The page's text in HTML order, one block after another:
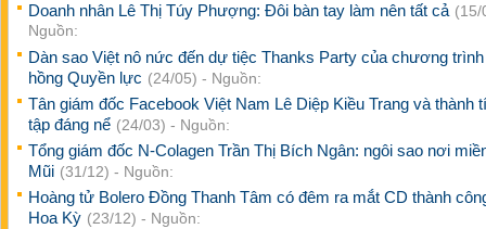
Doanh nhân Lê Thị Túy Phượng: Đôi bàn tay làm nên tất cả (15/
Nguồn:
Dàn sao Việt nô nức đến dự tiệc Thanks Party của chương
hồng Quyền lực (24/05) - Nguồn:
Tân giám đốc Facebook Việt Nam Lê Diệp Kiều Trang và thành
tập đáng nể (24/03) - Nguồn:
Tổng giám đốc N-Colagen Trần Thị Bích Ngân: ngôi sao nơi
Mũi (31/12) - Nguồn:
Hoàng tử Bolero Đồng Thanh Tâm có đêm ra mắt CD thành
Hoa Kỳ (23/12) - Nguồn: